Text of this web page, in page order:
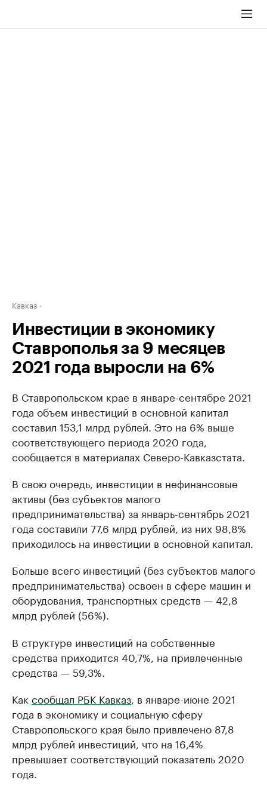
Кавказ
Инвестиции в экономику
Ставрополья за 9 месяцев
2021 года выросли на 6%
В Ставропольском крае в январе-сентябре 2021
года объем инвестиций в основной капитал
составил 153,1 млрд рублей. Это на 6% выше
соответствующего периода 2020 года,
сообщается в материалах Северо-Кавказстата.
В свою очередь, инвестиции в нефинансовые
активы (без субъектов малого
предпринимательства) за январь-сентябрь 2021
года составили 77,6 млрд рублей, из них 98,8%
приходилось на инвестиции в основной капитал.
Больше всего инвестиций (без субъектов малого
предпринимательства) освоен в сфере машин и
оборудования, транспортных средств — 42,8
млрд рублей (56%).
В структуре инвестиций на собственные
средства приходится 40,7%, на привлеченные
средства — 59,3%.
Как сообщал РБК Кавказ , в январе-июне 2021
года в экономику и социальную сферу
Ставропольского края было привлечено 87,8
млрд рублей инвестиций, что на 16,4%
превышает соответствующий показатель 2020
года.